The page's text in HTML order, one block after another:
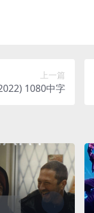
上一篇
1080中字